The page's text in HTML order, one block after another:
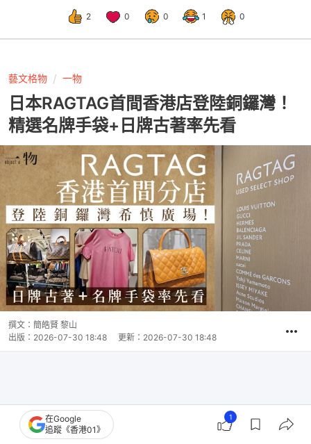
2 0 0 1 0
藝文格物 一物
日本RAGTAG首間香港店登陸銅鑼灣！
精選名牌手袋+日牌古著率先看
撰文： 簡皓賢 黎山
出版： 2026-07-30 18:48 更新： 2026-07-30 18:48
在Google
追蹤《香港01》
1